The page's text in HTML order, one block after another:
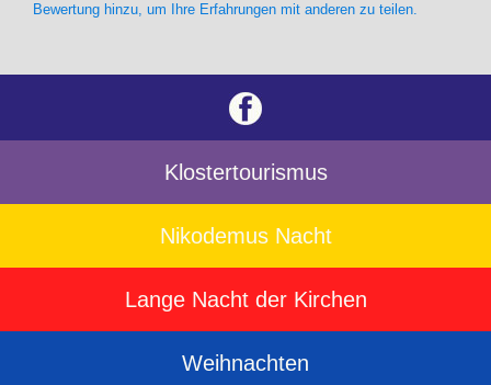
Bewertung hinzu, um Ihre Erfahrungen mit anderen zu teilen.
Klostertourismus
Nikodemus Nacht
Lange Nacht der Kirchen
Weihnachten